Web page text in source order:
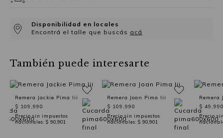
Disponibilidad en locales
Encontrá el talle que buscás acá
También puede interesarte
Remera Jackie Pima Iii
$ 109,990
Precio sin impuestos
nacionales: $ 90,901
Remera Joan Pima Iii
$ 109,990
Precio sin impuestos
nacionales: $ 90,901
Remera
$
Precio